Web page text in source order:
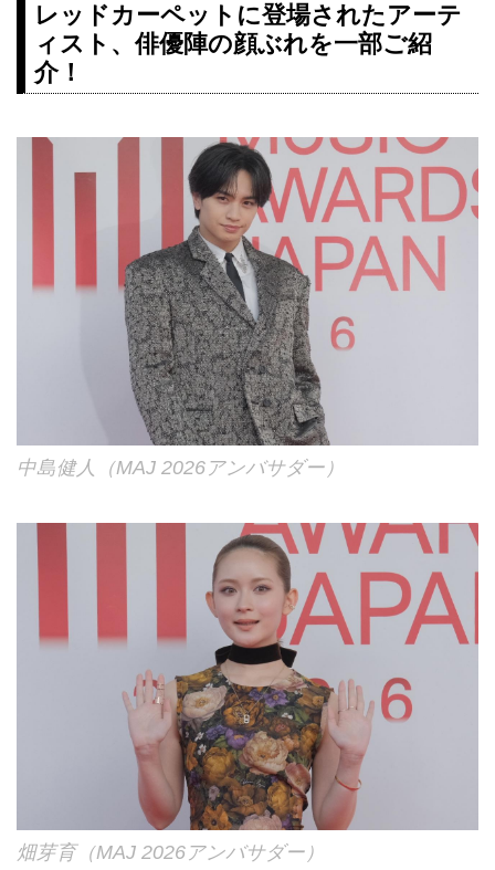
レッドカーペットに登場されたアーテ
ィスト、俳優陣の顔ぶれを一部ご紹
介！
中島健人（MAJ 2026アンバサダー）
畑芽育（MAJ 2026アンバサダー）